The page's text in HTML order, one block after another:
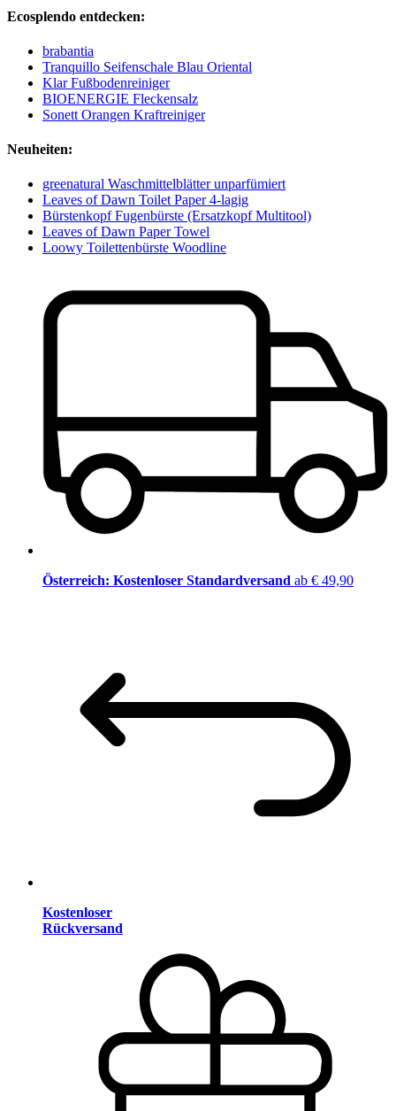
Ecosplendo entdecken:
brabantia
Tranquillo Seifenschale Blau Oriental
Klar Fußbodenreiniger
BIOENERGIE Fleckensalz
Sonett Orangen Kraftreiniger
Neuheiten:
greenatural Waschmittelblätter unparfümiert
Leaves of Dawn Toilet Paper 4-lagig
Bürstenkopf Fugenbürste (Ersatzkopf Multitool)
Leaves of Dawn Paper Towel
Loowy Toilettenbürste Woodline
Österreich: Kostenloser Standardversand ab € 49,90
Kostenloser
Rückversand